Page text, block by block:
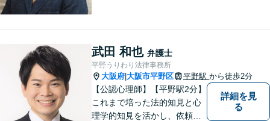
をできるだけ少なく！相談し
やすい環境づくりに努め、納
得できる解決を目指します！
武田 和也 弁護士
平野うりわり法律事務所
大阪府 大阪市平野区 平野駅 から徒歩2分
【公認心理師】【平野駅2分】
これまで培った法的知見と心
理学的知見を活かし、依頼者
詳細を見
る